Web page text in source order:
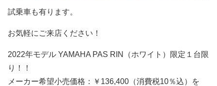
試乗車も有ります。
お気軽にご来店ください！
2022年モデル YAMAHA PAS RIN（ホワイト）限定１台限
り！！
メーカー希望小売価格：￥136,400（消費税10％込）を